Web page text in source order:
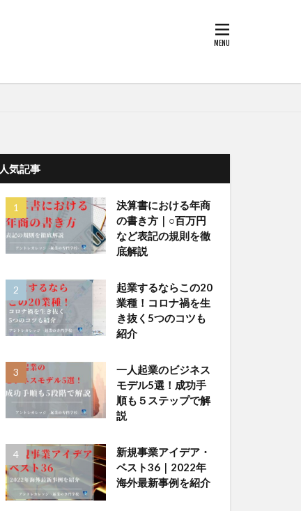
人気記事
決算書における年商
の書き方｜○百万円
など表記の規則を徹
底解説
起業するならこの20
業種！コロナ禍を生
き抜く5つのコツも
紹介
一人起業のビジネス
モデル5選！成功手
順も５ステップで解
説
新規事業アイデア・
ベスト36｜2022年
海外最新事例を紹介